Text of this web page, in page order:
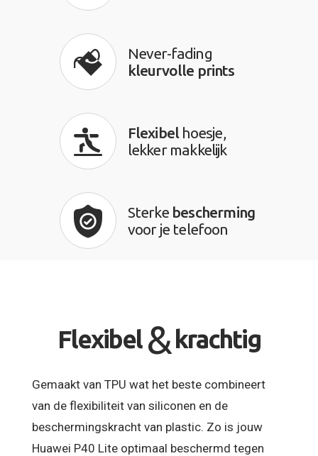
Never-fading
kleurvolle prints
Flexibel hoesje,
lekker makkelijk
Sterke bescherming
voor je telefoon
Flexibel & krachtig
Gemaakt van TPU wat het beste combineert
van de flexibiliteit van siliconen en de
beschermingskracht van plastic. Zo is jouw
Huawei P40 Lite optimaal beschermd tegen